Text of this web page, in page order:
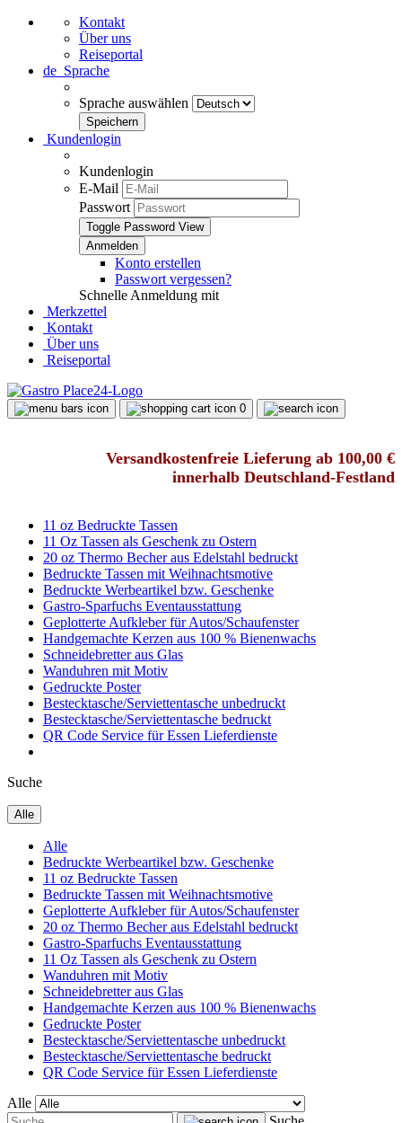
Kontakt
Über uns
Reiseportal
de Sprache
Sprache auswählen
Kundenlogin
Kundenlogin
E-Mail
Passwort
Toggle Password View
Konto erstellen
Passwort vergessen?
Schnelle Anmeldung mit
Merkzettel
Kontakt
Über uns
Reiseportal
0
Versandkostenfreie Lieferung ab 100,00 €
innerhalb Deutschland-Festland
11 oz Bedruckte Tassen
11 Oz Tassen als Geschenk zu Ostern
20 oz Thermo Becher aus Edelstahl bedruckt
Bedruckte Tassen mit Weihnachtsmotive
Bedruckte Werbeartikel bzw. Geschenke
Gastro-Sparfuchs Eventausstattung
Geplotterte Aufkleber für Autos/Schaufenster
Handgemachte Kerzen aus 100 % Bienenwachs
Schneidebretter aus Glas
Wanduhren mit Motiv
Gedruckte Poster
Bestecktasche/Serviettentasche unbedruckt
Bestecktasche/Serviettentasche bedruckt
QR Code Service für Essen Lieferdienste
Suche
Alle
Alle
Bedruckte Werbeartikel bzw. Geschenke
11 oz Bedruckte Tassen
Bedruckte Tassen mit Weihnachtsmotive
Geplotterte Aufkleber für Autos/Schaufenster
20 oz Thermo Becher aus Edelstahl bedruckt
Gastro-Sparfuchs Eventausstattung
11 Oz Tassen als Geschenk zu Ostern
Wanduhren mit Motiv
Schneidebretter aus Glas
Handgemachte Kerzen aus 100 % Bienenwachs
Gedruckte Poster
Bestecktasche/Serviettentasche unbedruckt
Bestecktasche/Serviettentasche bedruckt
QR Code Service für Essen Lieferdienste
Alle